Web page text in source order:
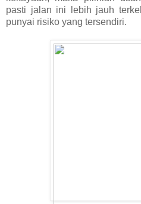
pasti jalan ini lebih jauh
punyai risiko yang tersendiri.